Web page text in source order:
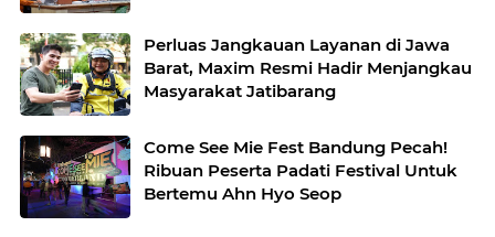
Perluas Jangkauan Layanan di Jawa
Barat, Maxim Resmi Hadir Menjangkau
Masyarakat Jatibarang
Come See Mie Fest Bandung Pecah!
Ribuan Peserta Padati Festival Untuk
Bertemu Ahn Hyo Seop